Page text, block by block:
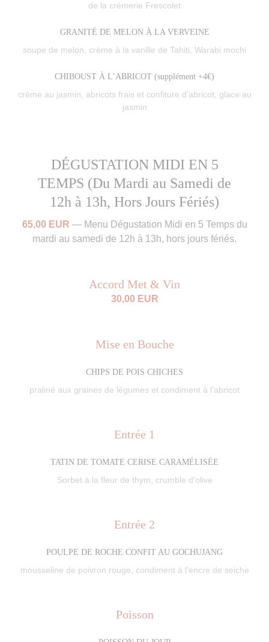
de la crèmerie Frescolet
GRANITÉ DE MELON À LA VERVEINE
soupe de melon, crème à la vanille de Tahiti, Warabi mochi
CHIBOUST À L’ABRICOT (supplément +4€)
crème au jasmin, abricots frais et confiture d’abricot, glace au
jasmin
DÉGUSTATION MIDI EN 5
TEMPS (Du Mardi au Samedi de
12h à 13h, Hors Jours Fériés)
65,00 EUR — Menu Dégustation Midi en 5 Temps du
mardi au samedi de 12h à 13h, hors jours fériés.
Accord Met & Vin
30,00 EUR
Mise en Bouche
CHIPS DE POIS CHICHES
praliné aux graines de légumes et condiment à l’abricot
Entrée 1
TATIN DE TOMATE CERISE CARAMÉLISÉE
Sorbet à la fleur de thym, crumble d’olive
Entrée 2
POULPE DE ROCHE CONFIT AU GOCHUJANG
mousseline de poivron rouge, condiment à l’encre de seiche
Poisson